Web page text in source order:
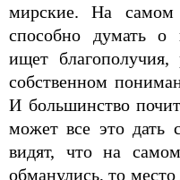
мирские. На
способно думать о
ищет благополучия,
собственном
И большинство
может все это дать
видят, что на
обманулись, то